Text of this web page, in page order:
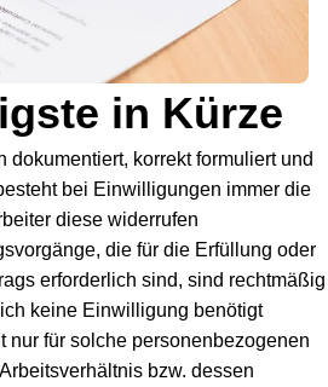
in Kürze
dokumentiert, korrekt formuliert und
bei Einwilligungen immer die
diese widerrufen
die für die Erfüllung oder
erforderlich sind, sind rechtmäßig
keine Einwilligung benötigt
nur für solche personenbezogenen
bzw. dessen